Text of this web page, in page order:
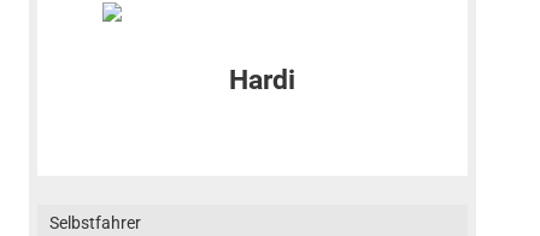
Selbstfahrer